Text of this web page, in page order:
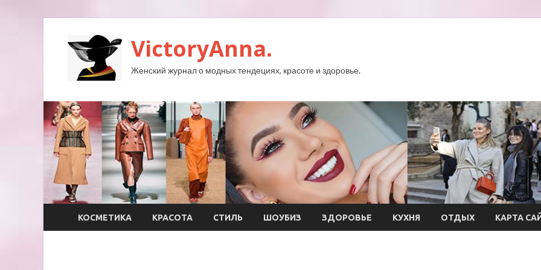
VictoryAnna.
Женский журнал о модных тендециях, красоте и здоровье.
КОСМЕТИКА КРАСОТА СТИЛЬ ШОУБИЗ ЗДОРОВЬЕ КУХНЯ ОТДЫХ КАРТА